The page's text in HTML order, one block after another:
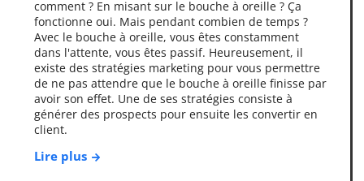
comment ? En misant sur le bouche à oreille ? Ça
fonctionne oui. Mais pendant combien de temps ?
Avec le bouche à oreille, vous êtes constamment
dans l'attente, vous êtes passif. Heureusement, il
existe des stratégies marketing pour vous permettre
de ne pas attendre que le bouche à oreille finisse par
avoir son effet. Une de ses stratégies consiste à
générer des prospects pour ensuite les convertir en
client.
Lire plus